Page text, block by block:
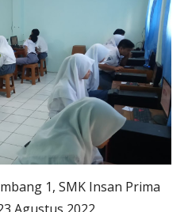
1, SMK Insan Prima